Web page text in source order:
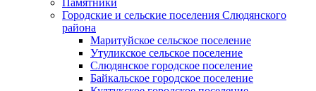
Памятники
Городские и сельские поселения Слюдянского
района
Маритуйское сельское поселение
Утуликское сельское поселение
Слюдянское городское поселение
Байкальское городское поселение